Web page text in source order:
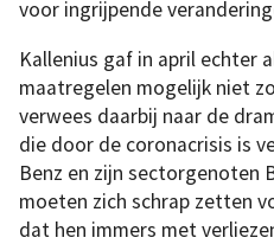
voor ingrijpende
Kallenius gaf in april echter
maatregelen mogelijk niet
verwees daarbij naar de
die door de coronacrisis is
Benz en zijn sectorgenoten
moeten zich schrap zetten
dat hen immers met